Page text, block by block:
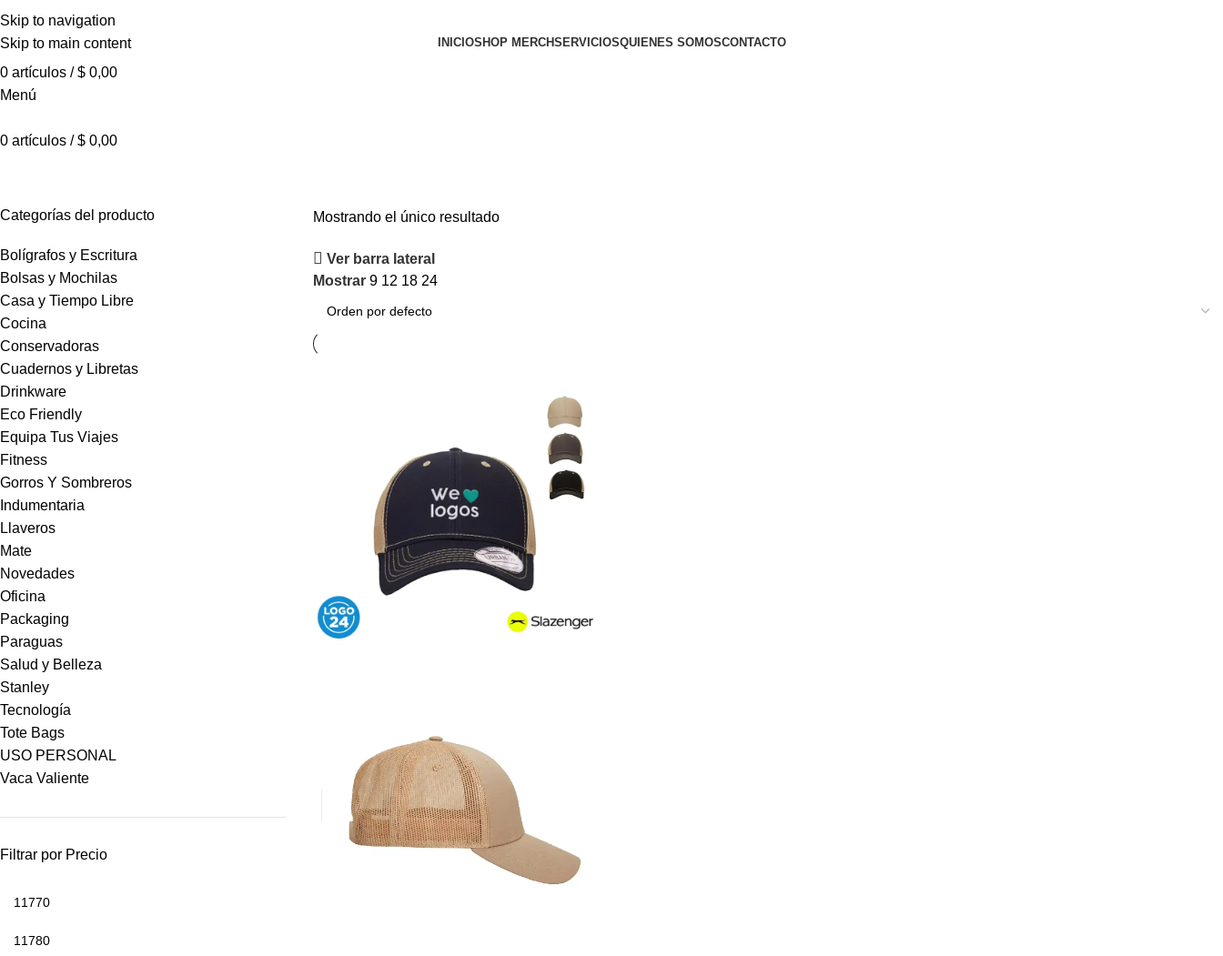
Skip to navigation
Skip to main content
INICIOSHOP MERCHSERVICIOSQUIENES SOMOSCONTACTO
0 artículos / $ 0,00
Menú
0 artículos / $ 0,00
Categorías del producto
Bolígrafos y Escritura
Bolsas y Mochilas
Casa y Tiempo Libre
Cocina
Conservadoras
Cuadernos y Libretas
Drinkware
Eco Friendly
Equipa Tus Viajes
Fitness
Gorros Y Sombreros
Indumentaria
Llaveros
Mate
Novedades
Oficina
Packaging
Paraguas
Salud y Belleza
Stanley
Tecnología
Tote Bags
USO PERSONAL
Vaca Valiente
Filtrar por Precio
Mostrando el único resultado
Ver barra lateral
Mostrar 9 12 18 24